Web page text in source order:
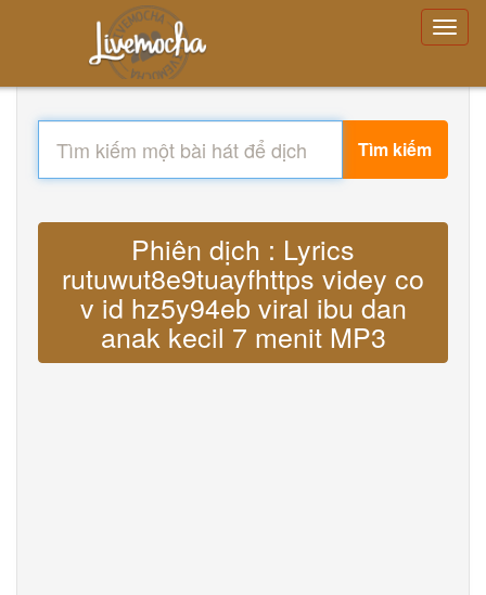
Tìm kiếm
Phiên dịch : Lyrics
rutuwut8e9tuayfhttps videy co
v id hz5y94eb viral ibu dan
anak kecil 7 menit MP3